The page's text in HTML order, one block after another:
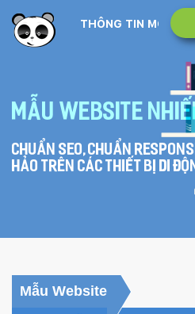
THÔNG TIN MONA MEDIA
Mẫu website
Chuẩn SEO, chuẩn
hảo trên các thiết bị di
Mẫu Website